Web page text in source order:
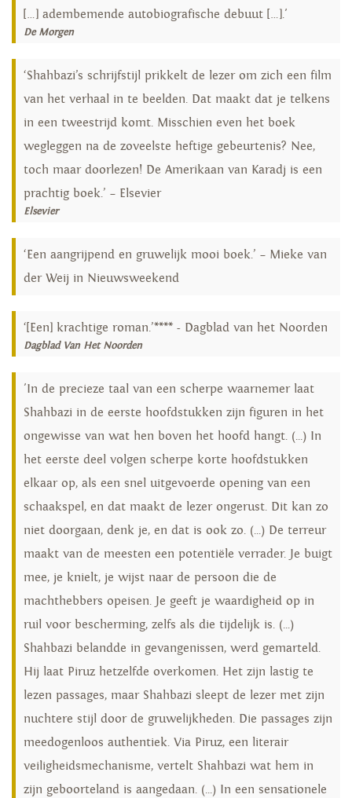
[…] adembemende autobiografische debuut […].'
De Morgen
‘Shahbazi’s schrijfstijl prikkelt de lezer om zich een film
van het verhaal in te beelden. Dat maakt dat je telkens
in een tweestrijd komt. Misschien even het boek
wegleggen na de zoveelste heftige gebeurtenis? Nee,
toch maar doorlezen! De Amerikaan van Karadj is een
prachtig boek.’ – Elsevier
Elsevier
‘Een aangrijpend en gruwelijk mooi boek.’ – Mieke van
der Weij in Nieuwsweekend
‘[Een] krachtige roman.’**** - Dagblad van het Noorden
Dagblad Van Het Noorden
'In de precieze taal van een scherpe waarnemer laat
Shahbazi in de eerste hoofdstukken zijn figuren in het
ongewisse van wat hen boven het hoofd hangt. (...) In
het eerste deel volgen scherpe korte hoofdstukken
elkaar op, als een snel uitgevoerde opening van een
schaakspel, en dat maakt de lezer ongerust. Dit kan zo
niet doorgaan, denk je, en dat is ook zo. (...) De terreur
maakt van de meesten een potentiële verrader. Je buigt
mee, je knielt, je wijst naar de persoon die de
machthebbers opeisen. Je geeft je waardigheid op in
ruil voor bescherming, zelfs als die tijdelijk is. (...)
Shahbazi belandde in gevangenissen, werd gemarteld.
Hij laat Piruz hetzelfde overkomen. Het zijn lastig te
lezen passages, maar Shahbazi sleept de lezer met zijn
nuchtere stijl door de gruwelijkheden. Die passages zijn
meedogenloos authentiek. Via Piruz, een literair
veiligheidsmechanisme, vertelt Shahbazi wat hem in
zijn geboorteland is aangedaan. (...) In een sensationele